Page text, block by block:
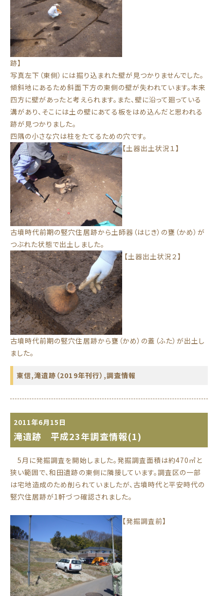
跡】
写真左下（東側）には掘り込まれた壁が見つかりませんでした。
傾斜地にあるため斜面下方の東側の壁が失われています。本来
四方に壁があったと考えられます。また、壁に沿って廻っている
溝があり、そこには土の壁にあてる板をはめ込んだと思われる
跡が見つかりました。
四隅の小さな穴は柱をたてるための穴です。
【土器出土状況１】
古墳時代前期の竪穴住居跡から土師器（はじき）の甕（かめ）が
つぶれた状態で出土しました。
【土器出土状況２】
古墳時代前期の竪穴住居跡から甕（かめ）の蓋（ふた）が出土し
ました。
東信,滝遺跡（2019年刊行） ,調査情報
2011年6月15日
滝遺跡 平成23年調査情報(1)
5月に発掘調査を開始しました。発掘調査面積は約470㎡と
狭い範囲で、和田遺跡の東側に隣接しています。調査区の一部
は宅地造成のため削られていましたが、古墳時代と平安時代の
竪穴住居跡が1軒づつ確認されました。
【発掘調査前】